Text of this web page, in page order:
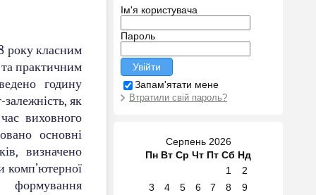
року класним
практичним
годину
як
виховного
основні
визначено
комп’ютерної
формування
Ім'я користувача
Пароль
Запам'ятати мене
Втратили свій пароль?
Серпень 2026
Пн Вт Ср Чт Пт Сб Нд
1
2
3
4 5 6 7 8
9